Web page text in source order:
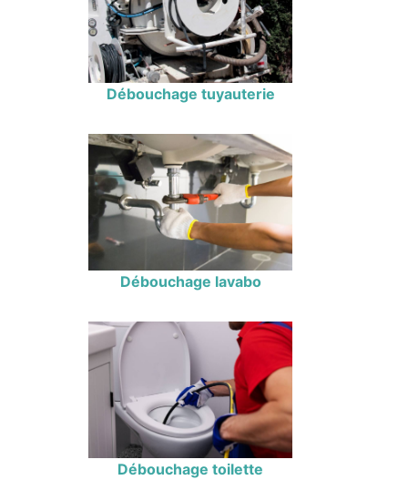
Débouchage tuyauterie
Débouchage lavabo
Débouchage toilette